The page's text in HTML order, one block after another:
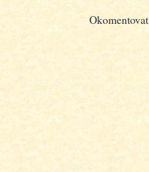
Okomentovat